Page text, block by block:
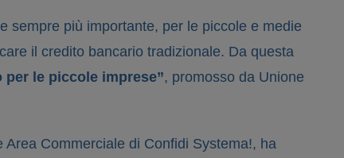
sempre più importante, per le piccole e medie
il credito bancario tradizionale. Da questa
per le piccole imprese”, promosso da Unione
Area Commerciale di Confidi Systema!, ha